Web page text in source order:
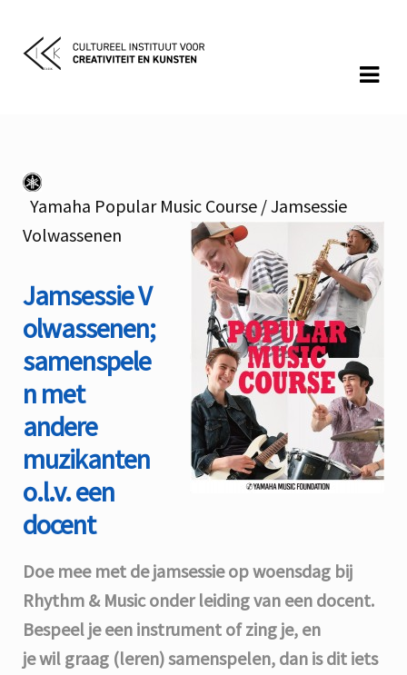
Skip
to
Skip
to
Jamsessie Volwassenen
Yamaha Popular Music Course / Jamsessie
Volwassenen
Jamsessie V
olwassenen;
samenspele
n met
andere
muzikanten
o.l.v. een
docent
Doe mee met de jamsessie op woensdag bij
Rhythm & Music onder leiding van een docent.
Bespeel je een instrument of zing je, en
je wil graag (leren) samenspelen, dan is dit iets